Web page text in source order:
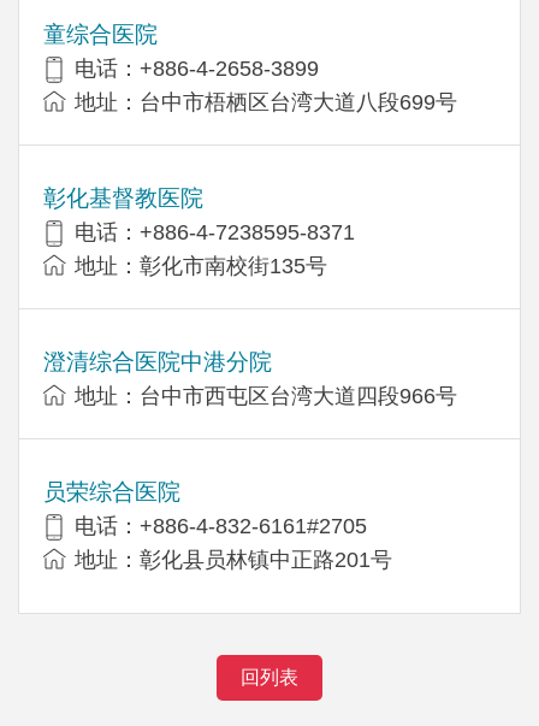
童综合医院
电话：+886-4-2658-3899
地址：台中市梧栖区台湾大道八段699号
彰化基督教医院
电话：+886-4-7238595-8371
地址：彰化市南校街135号
澄清综合医院中港分院
地址：台中市西屯区台湾大道四段966号
员荣综合医院
电话：+886-4-832-6161#2705
地址：彰化县员林镇中正路201号
回列表